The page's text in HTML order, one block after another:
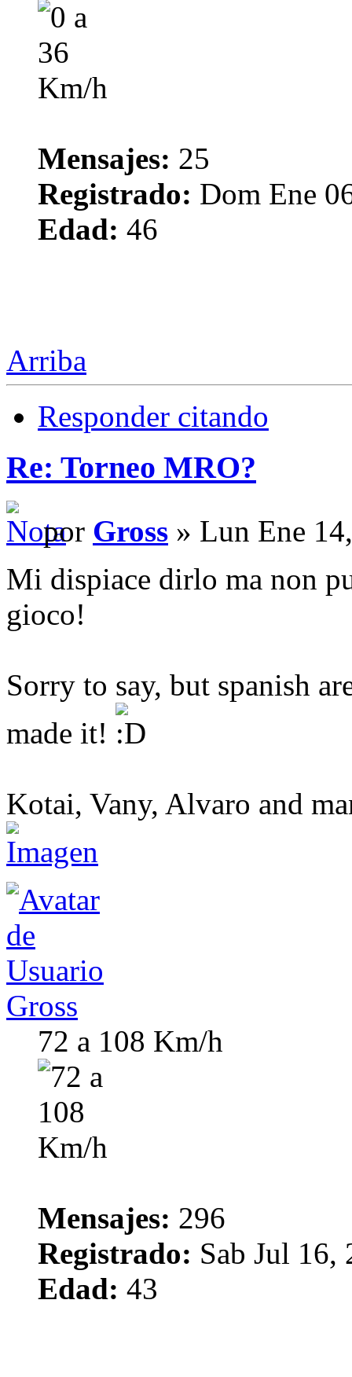
Mensajes: 25
Registrado: Dom Ene
Edad: 46
Arriba
Responder citando
Re: Torneo MRO?
por Gross » Lun Ene
Mi dispiace dirlo ma non
gioco!
Sorry to say, but spanish
made it!
Kotai, Vany, Alvaro and
Gross
72 a 108 Km/h
Mensajes: 296
Registrado: Sab Jul 16,
Edad: 43